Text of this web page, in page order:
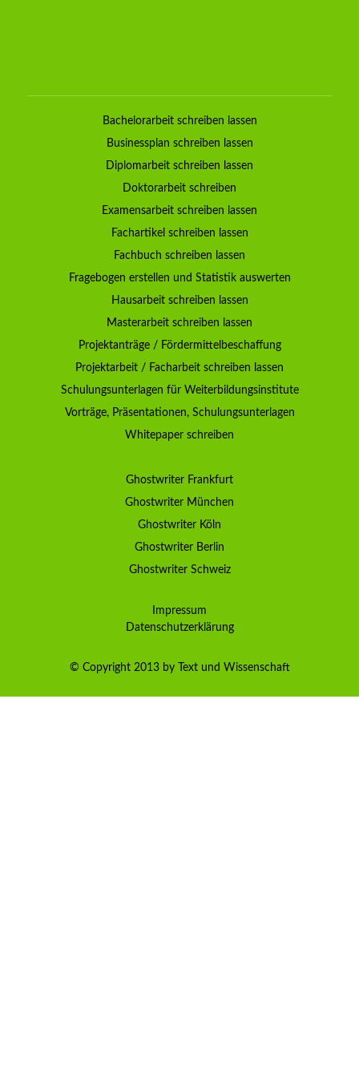
Bachelorarbeit schreiben lassen
Businessplan schreiben lassen
Diplomarbeit schreiben lassen
Doktorarbeit schreiben
Examensarbeit schreiben lassen
Fachartikel schreiben lassen
Fachbuch schreiben lassen
Fragebogen erstellen und Statistik auswerten
Hausarbeit schreiben lassen
Masterarbeit schreiben lassen
Projektanträge / Fördermittelbeschaffung
Projektarbeit / Facharbeit schreiben lassen
Schulungsunterlagen für Weiterbildungsinstitute
Vorträge, Präsentationen, Schulungsunterlagen
Whitepaper schreiben
Ghostwriter Frankfurt
Ghostwriter München
Ghostwriter Köln
Ghostwriter Berlin
Ghostwriter Schweiz
Impressum
Datenschutzerklärung
© Copyright 2013 by Text und Wissenschaft